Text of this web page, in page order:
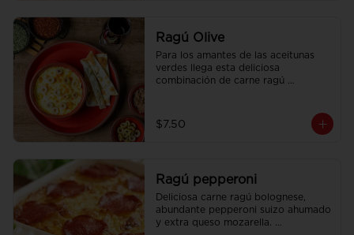
Ragú Olive
Para los amantes de las aceitunas
verdes llega esta deliciosa
combinación de carne ragú
Acompañado con pan focaccia
recién horneado.
$7.50
Ragú pepperoni
Deliciosa carne ragú bolognese,
abundante pepperoni suizo ahumado
y extra queso mozarella.